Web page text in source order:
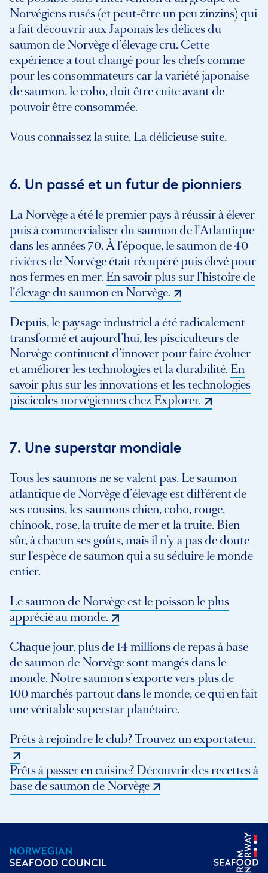
Norvégiens rusés (et peut-être un peu zinzins) qui
a fait découvrir aux Japonais les délices du
saumon de Norvège d’élevage cru. Cette
expérience a tout changé pour les chefs comme
pour les consommateurs car la variété japonaise
de saumon, le coho, doit être cuite avant de
pouvoir être consommée.
Vous connaissez la suite. La délicieuse suite.
6. Un passé et un futur de pionniers
La Norvège a été le premier pays à réussir à élever
puis à commercialiser du saumon de l’Atlantique
dans les années 70. À l’époque, le saumon de 40
rivières de Norvège était récupéré puis élevé pour
nos fermes en mer. En savoir plus sur l’histoire de
l’élevage du saumon en Norvège.
Depuis, le paysage industriel a été radicalement
transformé et aujourd’hui, les pisciculteurs de
Norvège continuent d’innover pour faire évoluer
et améliorer les technologies et la durabilité. En
savoir plus sur les innovations et les technologies
piscicoles norvégiennes chez Explorer.
7. Une superstar mondiale
Tous les saumons ne se valent pas. Le saumon
atlantique de Norvège d’élevage est différent de
ses cousins, les saumons chien, coho, rouge,
chinook, rose, la truite de mer et la truite. Bien
sûr, à chacun ses goûts, mais il n’y a pas de doute
sur l'espèce de saumon qui a su séduire le monde
entier.
Le saumon de Norvège est le poisson le plus
apprécié au monde.
Chaque jour, plus de 14 millions de repas à base
de saumon de Norvège sont mangés dans le
monde. Notre saumon s’exporte vers plus de
100 marchés partout dans le monde, ce qui en fait
une véritable superstar planétaire.
Prêts à rejoindre le club? Trouvez un exportateur.
Prêts à passer en cuisine? Découvrir des recettes à
base de saumon de Norvège